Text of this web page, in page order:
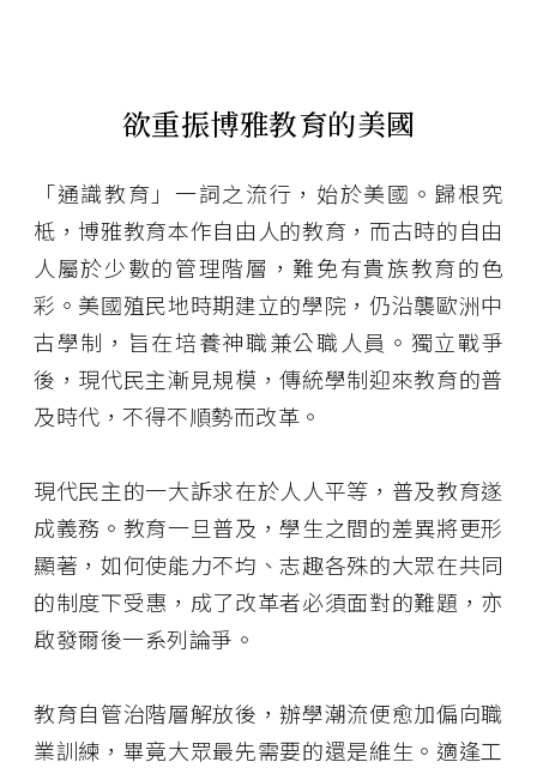
欲重振博雅教育的美國
「通識教育」一詞之流行，始於美國。歸根究
柢，博雅教育本作自由人的教育，而古時的自由
人屬於少數的管理階層，難免有貴族教育的色
彩。美國殖民地時期建立的學院，仍沿襲歐洲中
古學制，旨在培養神職兼公職人員。獨立戰爭
後，現代民主漸見規模，傳統學制迎來教育的普
及時代，不得不順勢而改革。
現代民主的一大訴求在於人人平等，普及教育遂
成義務。教育一旦普及，學生之間的差異將更形
顯著，如何使能力不均、志趣各殊的大眾在共同
的制度下受惠，成了改革者必須面對的難題，亦
啟發爾後一系列論爭。
教育自管治階層解放後，辦學潮流便愈加偏向職
業訓練，畢竟大眾最先需要的還是維生。適逢工